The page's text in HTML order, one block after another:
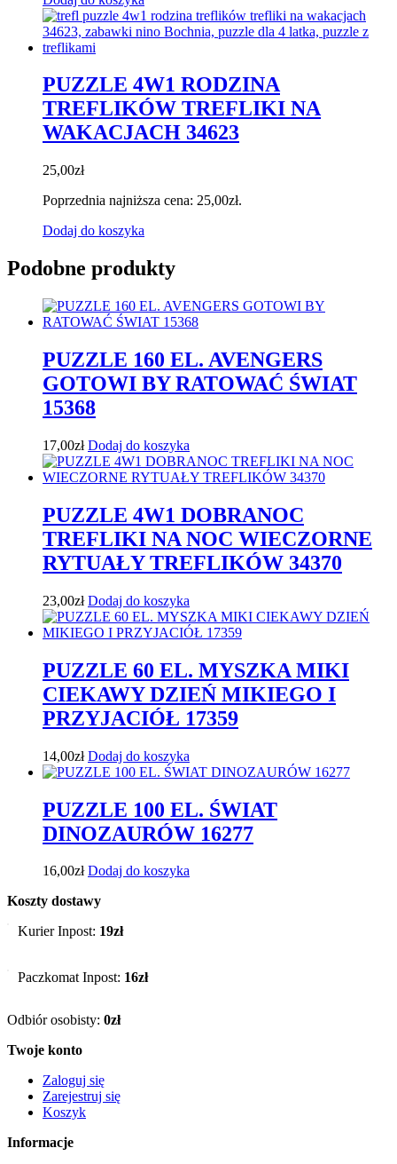
PUZZLE 4W1 RODZINA
TREFLIKÓW TREFLIKI NA
WAKACJACH 34623
25,00zł
Poprzednia najniższa cena: 25,00zł.
Dodaj do koszyka
Podobne produkty
PUZZLE 160 EL. AVENGERS
GOTOWI BY RATOWAĆ ŚWIAT
15368
17,00zł Dodaj do koszyka
PUZZLE 4W1 DOBRANOC
TREFLIKI NA NOC WIECZORNE
RYTUAŁY TREFLIKÓW 34370
23,00zł Dodaj do koszyka
PUZZLE 60 EL. MYSZKA MIKI
CIEKAWY DZIEŃ MIKIEGO I
PRZYJACIÓŁ 17359
14,00zł Dodaj do koszyka
PUZZLE 100 EL. ŚWIAT
DINOZAURÓW 16277
16,00zł Dodaj do koszyka
Koszty dostawy
Kurier Inpost: 19zł
Paczkomat Inpost: 16zł
Odbiór osobisty: 0zł
Twoje konto
Zaloguj się
Zarejestruj się
Koszyk
Informacje